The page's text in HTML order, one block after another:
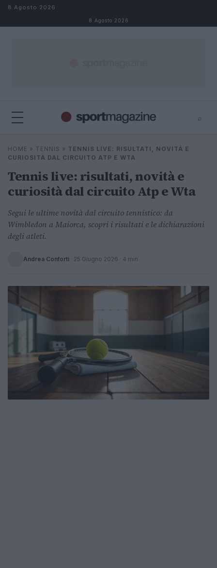
Salta al contenuto
8 Agosto 2026
8 Agosto 2026
⌕
Cerca
⌕
HOME » TENNIS » TENNIS LIVE: RISULTATI, NOVITÀ E
CURIOSITÀ DAL CIRCUITO ATP E WTA
Tennis live: risultati, novità e
curiosità dal circuito Atp e Wta
Segui le ultime novità dal circuito tennistico: da
Wimbledon a Maiorca, scopri i risultati e le dichiarazioni
degli atleti.
Andrea Conforti · 25 Giugno 2026 · 4 min